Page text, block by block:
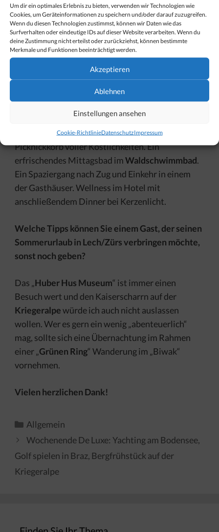
Um dir ein optimales Erlebnis zu bieten, verwenden wir Technologien wie
Cookies, um Geräteinformationen zu speichern und/oder darauf zuzugreifen.
Wenn du diesen Technologien zustimmst, können wir Daten wie das
Surfverhalten oder eindeutige IDs auf dieser Website verarbeiten. Wenn du
deine Zustimmung nicht erteilst oder zurückziehst, können bestimmte
Merkmale und Funktionen beeinträchtigt werden.
Akzeptieren
Ablehnen
Einstellungen ansehen
Cookie-RichtlinieDatenschutzImpressum
Im September kommen dann die „großen Denker“
auf den Berg. Vom 19.-23.9. findet zum 16. Mal das
„Philosophicum“ in Lech statt. Das diesjährige
Motto verspricht spannend zu werden: „Tier. Der
Mensch und seine Natur“.
Wie würde ein perfekter Tag für einen Gast
Sonnenaufgang auf Bürstegg mit einem
Picknickkorb voller Köstlichkeiten. Ein
erfrischendes Mittagsbad imWaldschwimmbad.
Ein Spaziergang nach Zug und Einkehr in einem
der Gasthäuser. Wellness im Hotel mit
anschließendem Dinner bei Kerzenlicht.
Welche Tipps können Sie einem Gast, der seinen
Sommerurlaub in Lech/Zürs verbringen möchte,
sonst noch geben?
Das „Huber Hus Museum“ ist immer einen
Besuch wert und den Kaiserscharrn auf der
Kriegeralpewürde ich auch nicht auslassen
wollen. Wer es gern ein wenig „abenteuerlich“
mag, sollte sich eine Übernachtung im Rahmen
einer „Grünen Ring“ Wanderung im „Biwak“
vornehmen.
Vielen herzlichen Dank!
Kategorien
Allgemein
Wochenende De Luxe: Yachting am Bodensee,
Golf spielen in Braz, Bergfrühstück auf der
Kriegeralpe